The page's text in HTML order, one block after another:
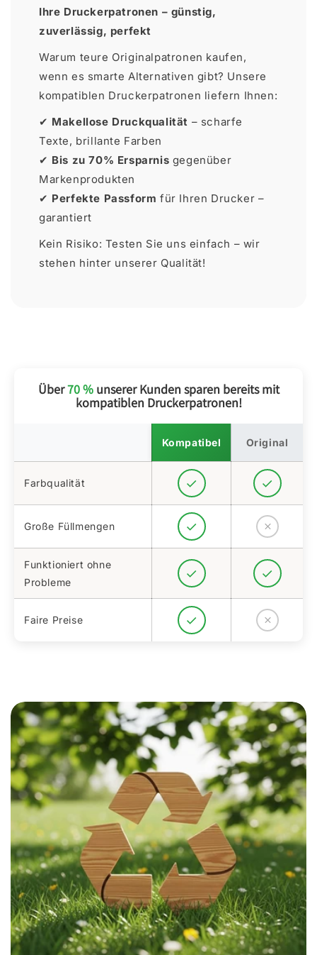
Ihre Druckerpatronen – günstig,
zuverlässig, perfekt
Warum teure Originalpatronen kaufen,
wenn es smarte Alternativen gibt? Unsere
kompatiblen Druckerpatronen liefern Ihnen:
✔ Makellose Druckqualität – scharfe
Texte, brillante Farben
✔ Bis zu 70% Ersparnis gegenüber
Markenprodukten
✔ Perfekte Passform für Ihren Drucker –
garantiert
Kein Risiko: Testen Sie uns einfach – wir
stehen hinter unserer Qualität!
Über70 %unserer Kunden sparen bereits mit
kompatiblen Druckerpatronen!
Kompatibel Original
Farbqualität
Große Füllmengen
Funktioniert ohne
Probleme
Faire Preise